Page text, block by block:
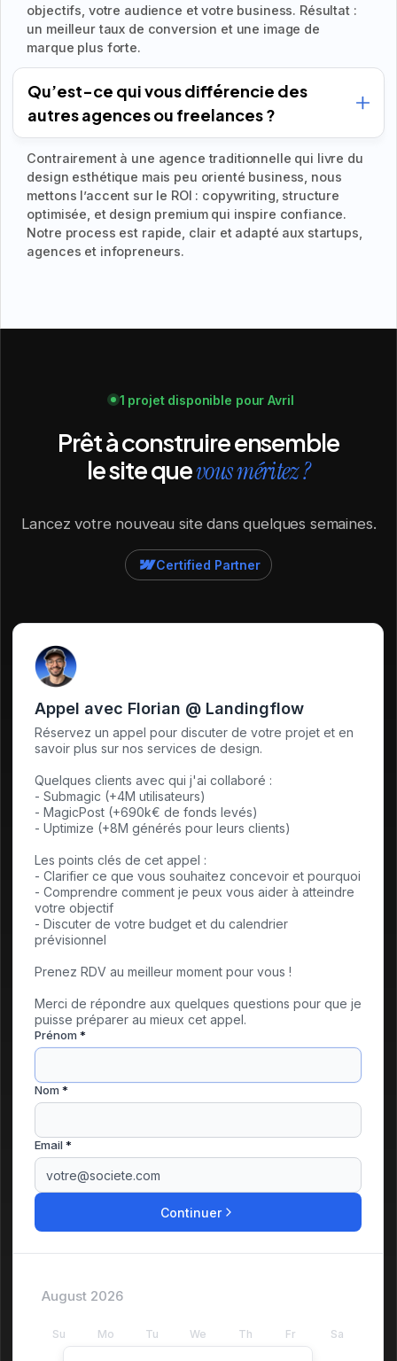
objectifs, votre audience et votre business. Résultat :
un meilleur taux de conversion et une image de
marque plus forte.
Qu’est-ce qui vous différencie des
autres agences ou freelances ?
Contrairement à une agence traditionnelle qui livre du
design esthétique mais peu orienté business, nous
mettons l’accent sur le ROI : copywriting, structure
optimisée, et design premium qui inspire confiance.
Notre process est rapide, clair et adapté aux startups,
agences et infopreneurs.
1 projet disponible pour Avril
Prêt à construire ensemble
le site quevous méritez ?
Lancez votre nouveau site dans quelques semaines.
Certified Partner